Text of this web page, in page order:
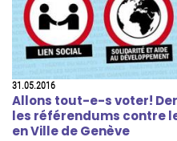
31.05.2016
Allons tout-e-s voter!
les référendums contre
en Ville de Genève